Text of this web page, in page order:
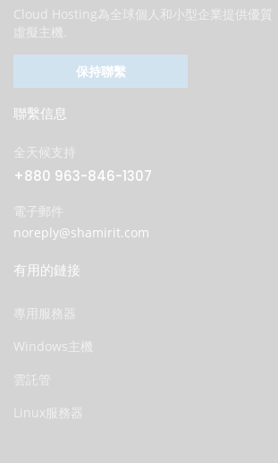
Cloud Hosting為全球個人和小型企業提供優質
虛擬主機.
保持聯繫
聯繫信息
全天候支持
+880 963-846-1307
電子郵件
noreply@shamirit.com
有用的鏈接
專用服務器
Windows主機
雲託管
Linux服務器